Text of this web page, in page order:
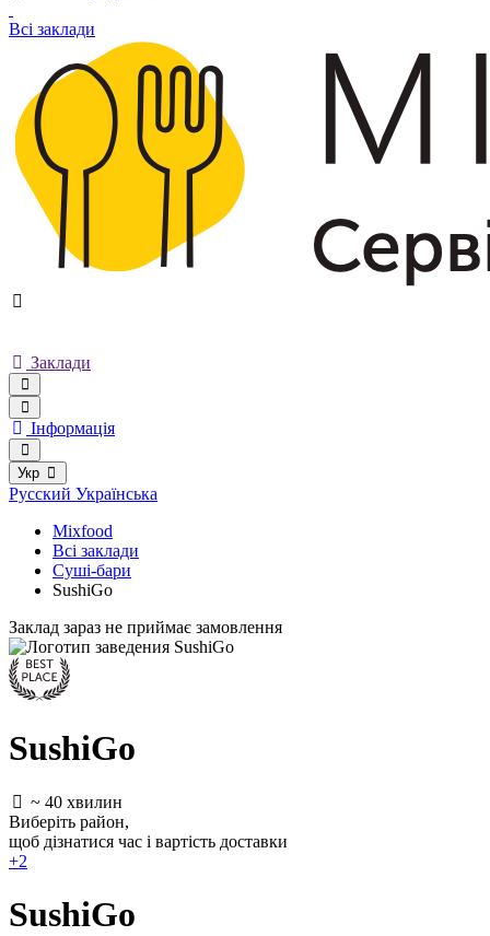
Всі заклади
Заклади
Інформація
Укр
Русский Українська
Mixfood
Всі заклади
Суші-бари
SushiGo
Заклад зараз не приймає замовлення
SushiGo
~ 40 хвилин
Виберіть район,
щоб дізнатися час і вартість доставки
+2
SushiGo